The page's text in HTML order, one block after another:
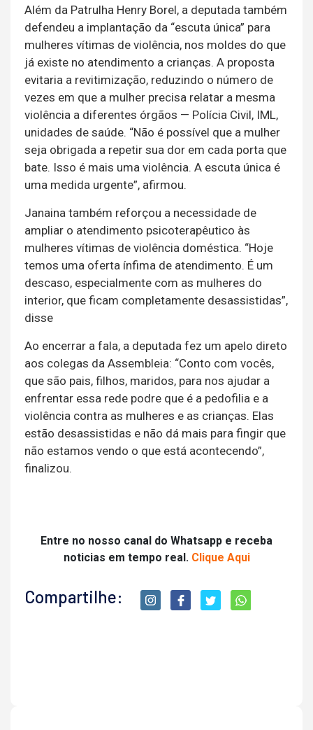
Além da Patrulha Henry Borel, a deputada também
defendeu a implantação da “escuta única” para
mulheres vítimas de violência, nos moldes do que
já existe no atendimento a crianças. A proposta
evitaria a revitimização, reduzindo o número de
vezes em que a mulher precisa relatar a mesma
violência a diferentes órgãos — Polícia Civil, IML,
unidades de saúde. “Não é possível que a mulher
seja obrigada a repetir sua dor em cada porta que
bate. Isso é mais uma violência. A escuta única é
uma medida urgente”, afirmou.
Janaina também reforçou a necessidade de
ampliar o atendimento psicoterapêutico às
mulheres vítimas de violência doméstica. “Hoje
temos uma oferta ínfima de atendimento. É um
descaso, especialmente com as mulheres do
interior, que ficam completamente desassistidas”,
disse
Ao encerrar a fala, a deputada fez um apelo direto
aos colegas da Assembleia: “Conto com vocês,
que são pais, filhos, maridos, para nos ajudar a
enfrentar essa rede podre que é a pedofilia e a
violência contra as mulheres e as crianças. Elas
estão desassistidas e não dá mais para fingir que
não estamos vendo o que está acontecendo”,
finalizou.
Entre no nosso canal do Whatsapp e receba
noticias em tempo real. Clique Aqui
Compartilhe: